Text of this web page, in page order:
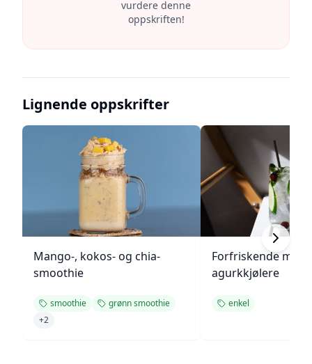
vurdere denne
oppskriften!
Lignende oppskrifter
Mango-, kokos- og chia-
smoothie
smoothie
grønn smoothie
+2
Forfriskende
agurkkjølere
enkel